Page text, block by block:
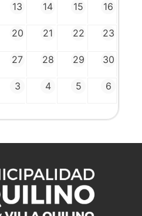
13 14 15 16
20 21 22 23
27 28 29 30
3 4 5 6